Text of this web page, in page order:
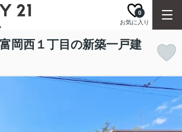
お気に入り
0
岡西１丁目の新築一戸建